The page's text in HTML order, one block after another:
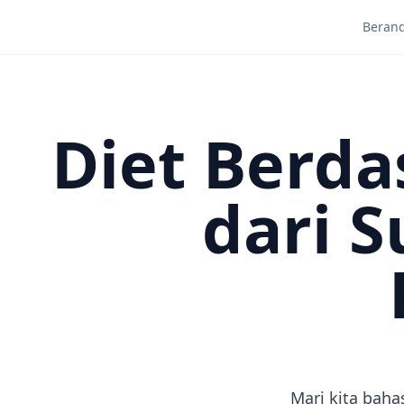
Diet
dari
Mari kita